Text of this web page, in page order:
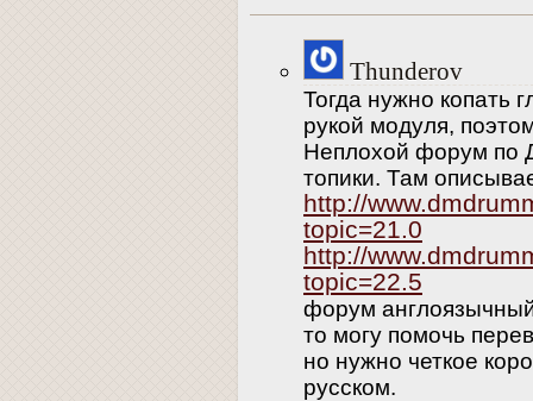
Thunderov
Тогда нужно копать
рукой модуля,
Неплохой форум по
топики. Там
http://
topic=21.0
http://
topic=22.5
форум
то могу помочь
но нужно четкое
русском.